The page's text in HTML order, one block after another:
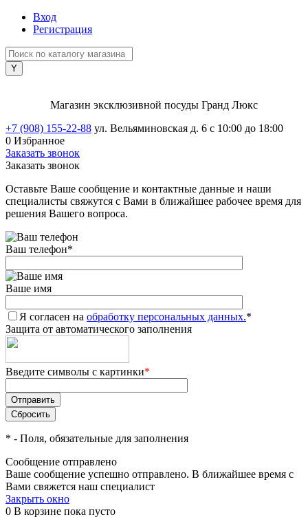
Вход
Регистрация
Магазин эксклюзивной посуды Гранд Люкс
+7 (908) 155-22-88 ул. Вельяминовская д. 6 с 10:00 до 18:00
0 Избранное
Заказать звонок
Заказать звонок
Оставьте Ваше сообщение и контактные данные и наши
специалисты свяжутся с Вами в ближайшее рабочее время для
решения Вашего вопроса.
Ваш телефон*
Ваше имя
Я согласен на обработку персональных данных.*
Защита от автоматического заполнения
Введите символы с картинки*
* - Поля, обязательные для заполнения
Сообщение отправлено
Ваше сообщение успешно отправлено. В ближайшее время с
Вами свяжется наш специалист
Закрыть окно
0 В корзине пока пусто